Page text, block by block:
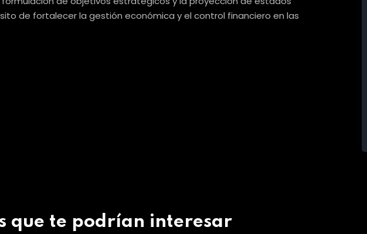
de fortalecer la gestión económica y el control financiero en las
que te podrían interesar